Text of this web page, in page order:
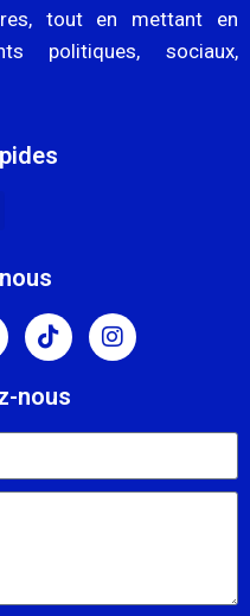
tout en mettant en
politiques, sociaux,
nous